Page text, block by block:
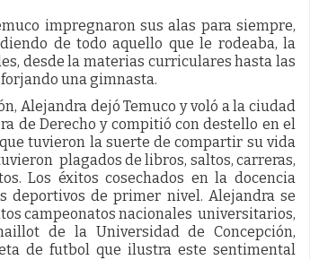
impregnaron sus alas para siempre,
de todo aquello que le rodeaba, la
desde la materias curriculares hasta las
una gimnasta.
Alejandra dejó Temuco y voló a la ciudad
de Derecho y compitió con destello en el
tuvieron la suerte de compartir su vida
plagados de libros, saltos, carreras,
Los éxitos cosechados en la docencia
deportivos de primer nivel. Alejandra se
campeonatos nacionales universitarios,
de la Universidad de Concepción,
de futbol que ilustra este sentimental